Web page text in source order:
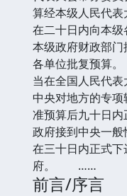
算经本级人民代
在二十日内向本
本级政府财政部
各单位批复预算
当在全国人民代表
中央对地方的专
准预算后九十日
政府接到中央一
在三十日内正式
府。 ……
前言/序言